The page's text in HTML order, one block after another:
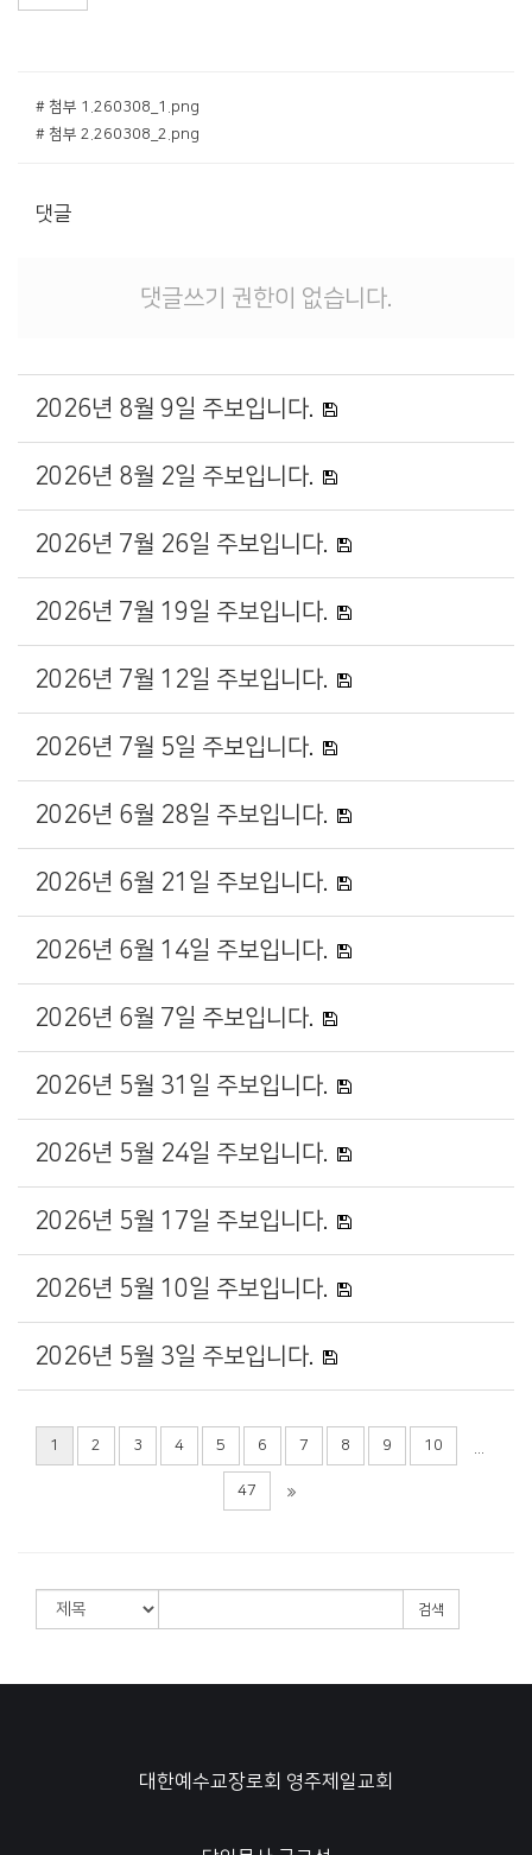
# 첨부 1.260308_1.png
# 첨부 2.260308_2.png
댓글
댓글쓰기 권한이 없습니다.
2026년 8월 9일 주보입니다.
2026년 8월 2일 주보입니다.
2026년 7월 26일 주보입니다.
2026년 7월 19일 주보입니다.
2026년 7월 12일 주보입니다.
2026년 7월 5일 주보입니다.
2026년 6월 28일 주보입니다.
2026년 6월 21일 주보입니다.
2026년 6월 14일 주보입니다.
2026년 6월 7일 주보입니다.
2026년 5월 31일 주보입니다.
2026년 5월 24일 주보입니다.
2026년 5월 17일 주보입니다.
2026년 5월 10일 주보입니다.
2026년 5월 3일 주보입니다.
1 2 3 4 5 6 7 8 9 10
47
검색
대한예수교장로회 영주제일교회